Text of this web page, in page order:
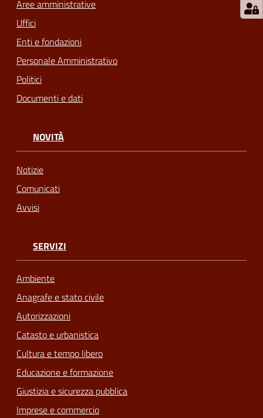
Aree amministrative
Uffici
Enti e fondazioni
Personale Amministrativo
Politici
Documenti e dati
NOVITÀ
Notizie
Comunicati
Avvisi
SERVIZI
Ambiente
Anagrafe e stato civile
Autorizzazioni
Catasto e urbanistica
Cultura e tempo libero
Educazione e formazione
Giustizia e sicurezza pubblica
Imprese e commercio